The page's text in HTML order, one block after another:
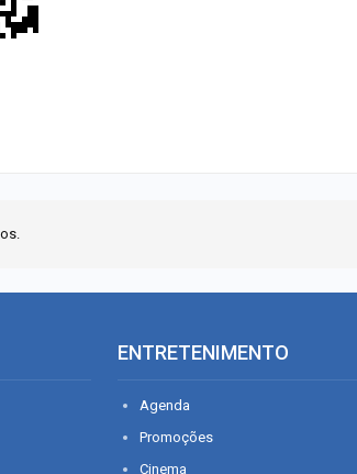
ENTRETENIMENTO
Agenda
Promoções
Cinema